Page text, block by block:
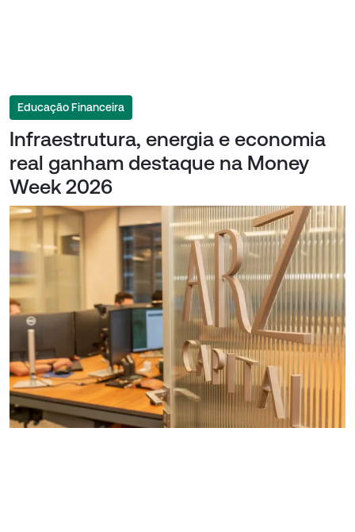
Educação Financeira
Infraestrutura, energia e economia
real ganham destaque na Money
Week 2026